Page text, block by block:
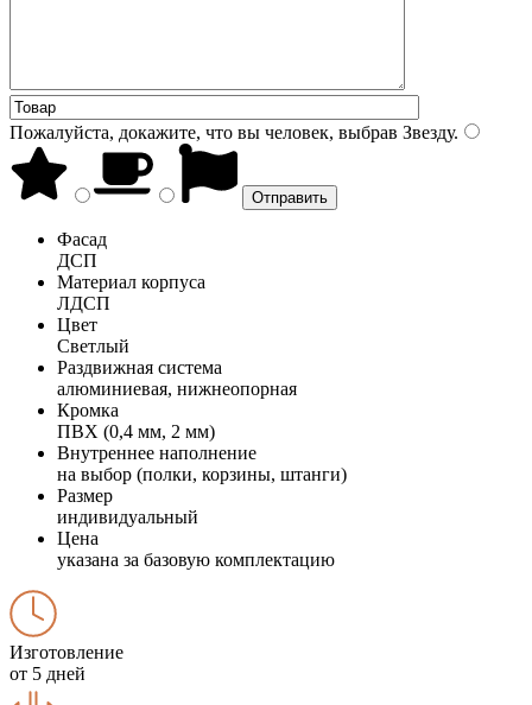
Пожалуйста, докажите, что вы человек, выбрав Звезду.
Фасад
ДСП
Материал корпуса
ЛДСП
Цвет
Светлый
Раздвижная система
алюминиевая, нижнеопорная
Кромка
ПВХ (0,4 мм, 2 мм)
Внутреннее наполнение
на выбор (полки, корзины, штанги)
Размер
индивидуальный
Цена
указана за базовую комплектацию
Изготовление
от 5 дней